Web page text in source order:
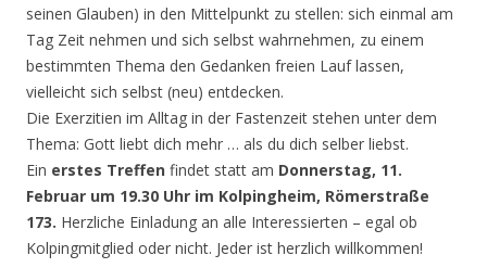
seinen Glauben) in den Mittelpunkt zu stellen: sich einmal am
Tag Zeit nehmen und sich selbst wahrnehmen, zu einem
bestimmten Thema den Gedanken freien Lauf lassen,
vielleicht sich selbst (neu) entdecken.
Die Exerzitien im Alltag in der Fastenzeit stehen unter dem
Thema: Gott liebt dich mehr … als du dich selber liebst.
Ein erstes Treffen findet statt am Donnerstag, 11.
Februar um 19.30 Uhr im Kolpingheim, Römerstraße
173. Herzliche Einladung an alle Interessierten – egal ob
Kolpingmitglied oder nicht. Jeder ist herzlich willkommen!